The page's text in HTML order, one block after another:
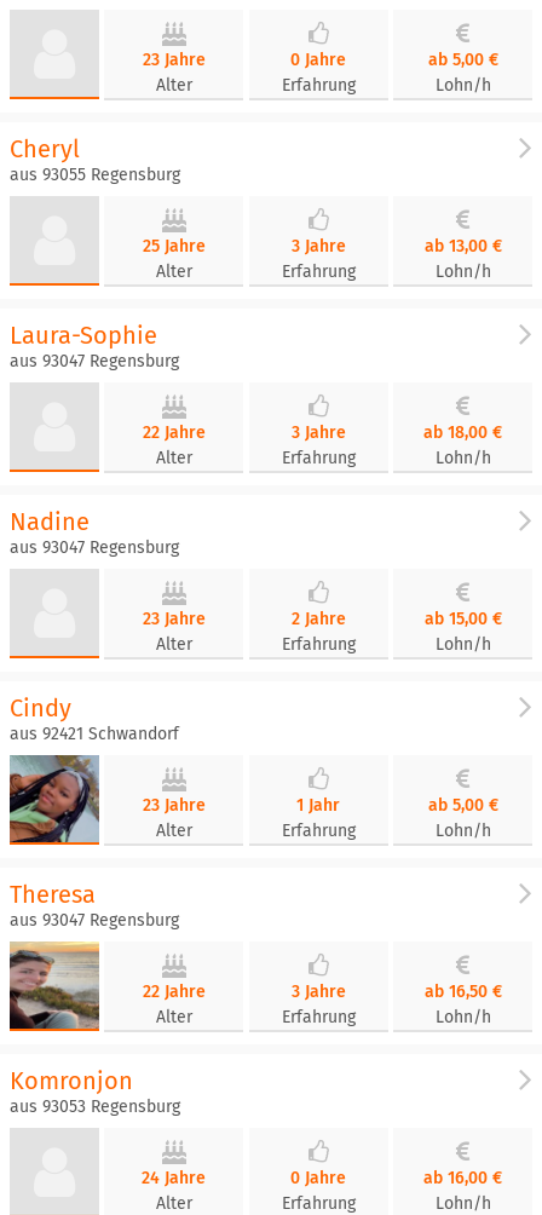
23 Jahre
Alter
0 Jahre
Erfahrung
ab 5,00 €
Lohn/h
Cheryl
aus 93055 Regensburg
25 Jahre
Alter
3 Jahre
Erfahrung
ab 13,00 €
Lohn/h
Laura-Sophie
aus 93047 Regensburg
22 Jahre
Alter
3 Jahre
Erfahrung
ab 18,00 €
Lohn/h
Nadine
aus 93047 Regensburg
23 Jahre
Alter
2 Jahre
Erfahrung
ab 15,00 €
Lohn/h
Cindy
aus 92421 Schwandorf
23 Jahre
Alter
1 Jahr
Erfahrung
ab 5,00 €
Lohn/h
Theresa
aus 93047 Regensburg
22 Jahre
Alter
3 Jahre
Erfahrung
ab 16,50 €
Lohn/h
Komronjon
aus 93053 Regensburg
24 Jahre
Alter
0 Jahre
Erfahrung
ab 16,00 €
Lohn/h